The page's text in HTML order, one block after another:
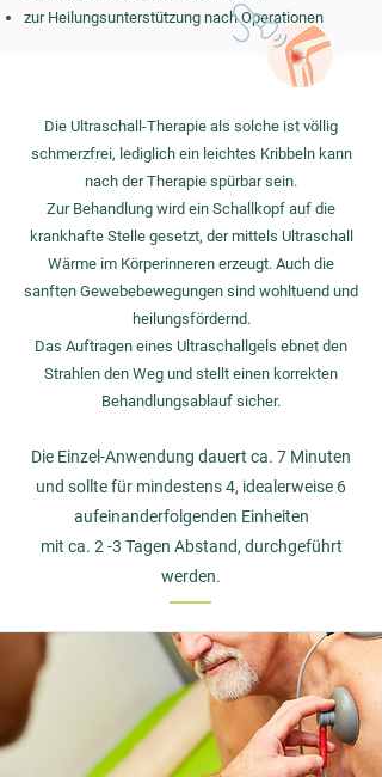
zur Heilungsunterstützung nach Operationen
Die Ultraschall-Therapie als solche ist völlig
schmerzfrei, lediglich ein leichtes Kribbeln kann
nach der Therapie spürbar sein.
Zur Behandlung wird ein Schallkopf auf die
krankhafte Stelle gesetzt, der mittels Ultraschall
Wärme im Körperinneren erzeugt. Auch die
sanften Gewebebewegungen sind wohltuend und
heilungsfördernd.
Das Auftragen eines Ultraschallgels ebnet den
Strahlen den Weg und stellt einen korrekten
Behandlungsablauf sicher.
Die Einzel-Anwendung dauert ca. 7 Minuten
und sollte für mindestens 4, idealerweise 6
aufeinanderfolgenden Einheiten
mit ca. 2 -3 Tagen Abstand, durchgeführt
werden.